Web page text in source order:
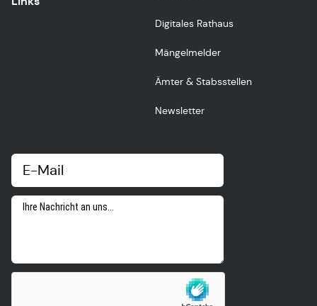
Digitales Rathaus
Mängelmelder
Ämter & Stabsstellen
Newsletter